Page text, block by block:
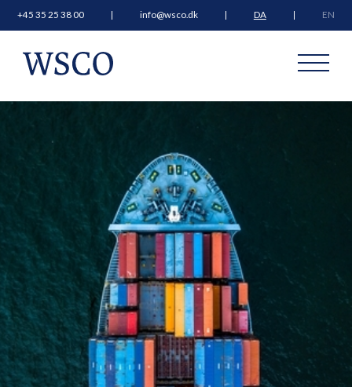
+45 35 25 38 00 info@wsco.dk DA EN